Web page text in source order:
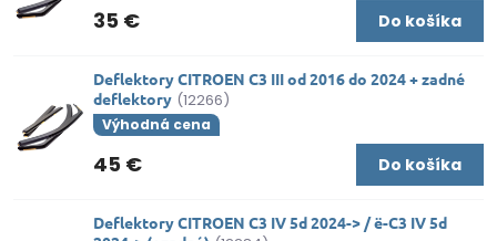
35 € Do košíka
Deflektory CITROEN C3 III od 2016 do 2024 + zadné
deflektory (12266)
Výhodná cena
45 € Do košíka
Deflektory CITROEN C3 IV 5d 2024-> / ë-C3 IV 5d